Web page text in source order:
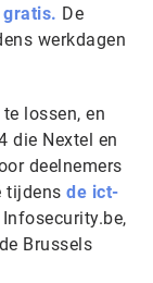
gratis. De
werkdagen
lossen, en
die Nextel en
deelnemers
tijdens de ict-
Brussels